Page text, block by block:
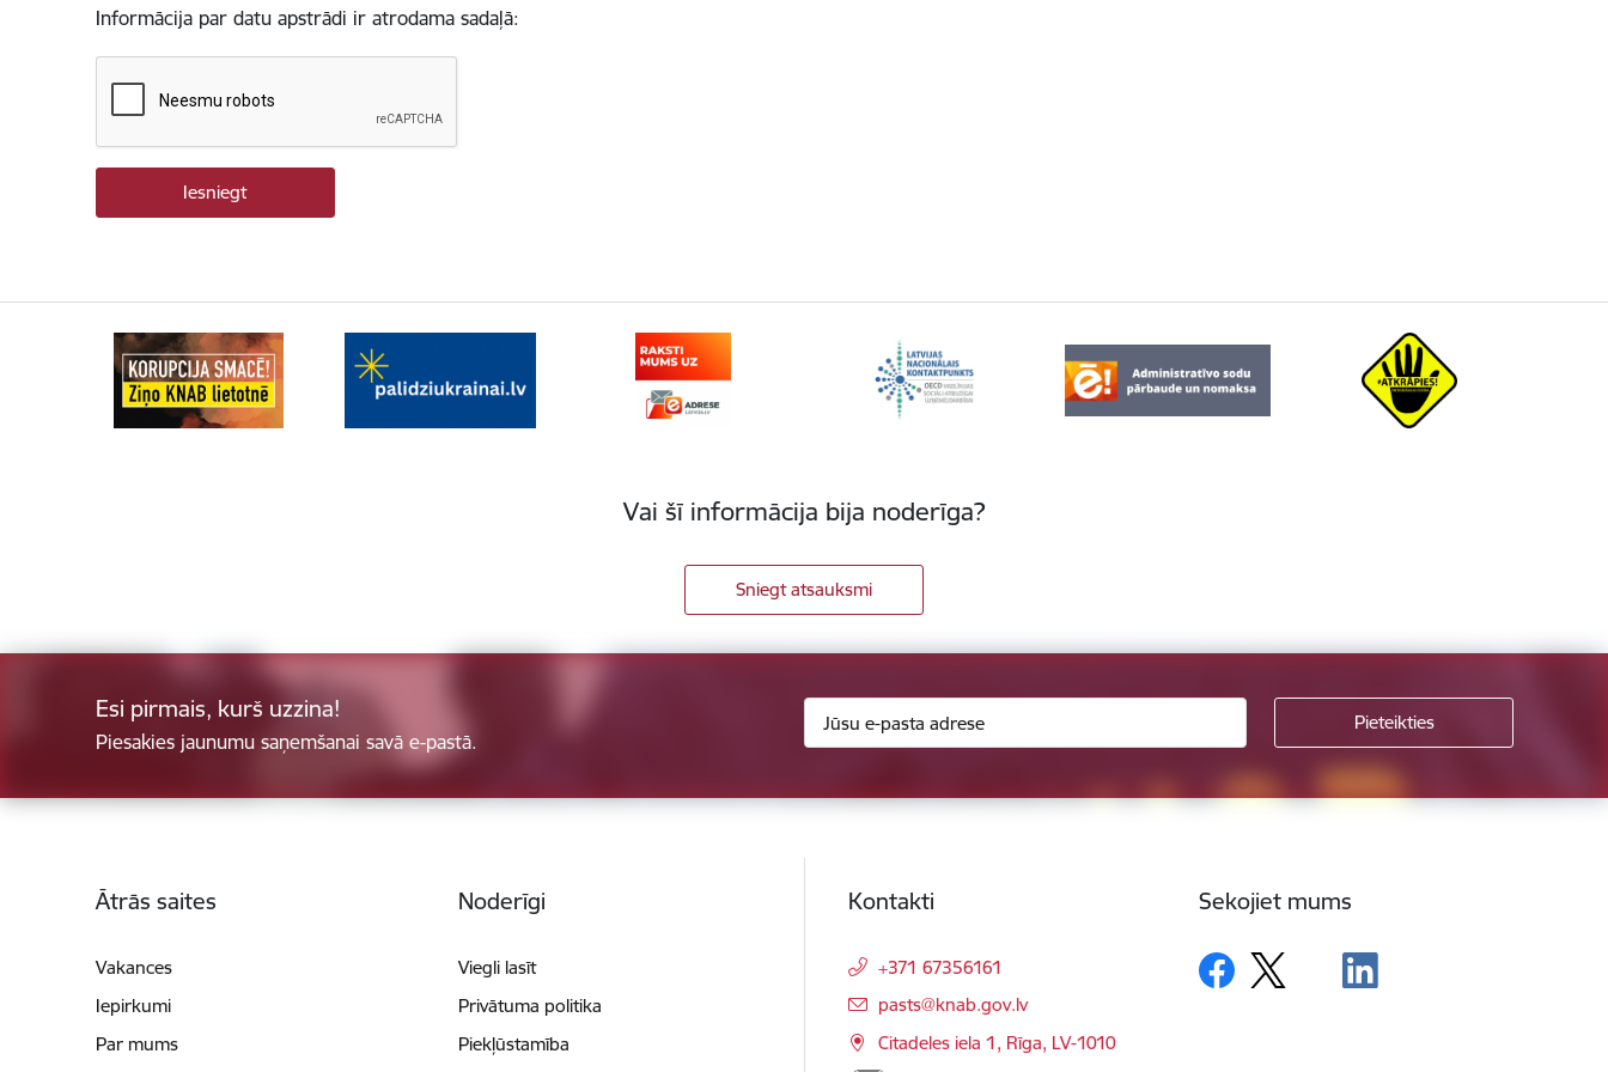
Informācija par datu apstrādi ir atrodama sadaļā:
Vai šī informācija bija noderīga?
Sniegt atsauksmi
Esi pirmais, kurš uzzina!
Piesakies jaunumu saņemšanai savā e-pastā.
Ātrās saites
Vakances
Iepirkumi
Par mums
Noderīgi
Viegli lasīt
Privātuma politika
Piekļūstamība
Kontakti
+371 67356161
E-pasts:
pasts@knab.gov.lv
Citadeles iela 1, Rīga, LV-1010
Sekojiet mums